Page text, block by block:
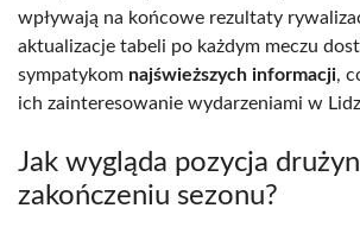
wpływają na końcowe rezultaty
aktualizacje tabeli po każdym meczu
sympatykom najświeższych informacji,
ich zainteresowanie wydarzeniami w
Jak wygląda pozycja
zakończeniu sezonu?